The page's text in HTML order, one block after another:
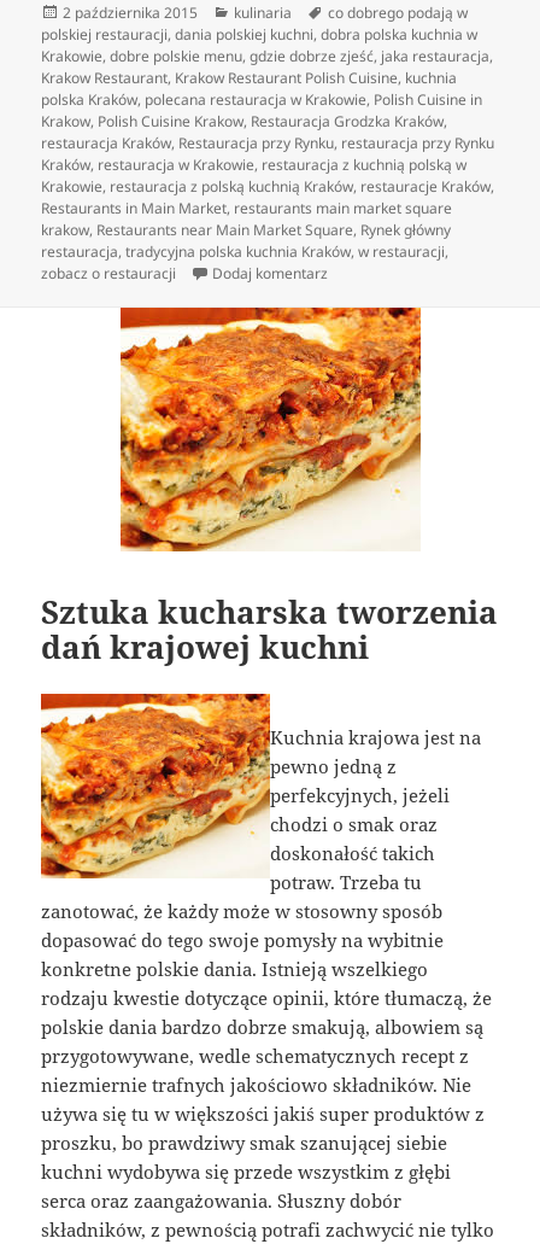
Data
publikacji
2 października 2015 Kategorie
kulinaria Tagi
co dobrego podają w
polskiej restauracji,dania polskiej kuchni,dobra polska kuchnia w
Krakowie,dobre polskie menu,gdzie dobrze zjeść, jaka restauracja,
Krakow Restaurant, Krakow Restaurant Polish Cuisine, kuchnia
polska Kraków, polecana restauracja w Krakowie, Polish Cuisine in
Krakow, Polish Cuisine Krakow, Restauracja Grodzka Kraków,
restauracja Kraków, Restauracja przy Rynku, restauracja przy Rynku
Kraków, restauracja w Krakowie, restauracja z kuchnią polską w
Krakowie, restauracja z polską kuchnią Kraków, restauracje Kraków,
Restaurants in Main Market, restaurants main market square
krakow, Restaurants near Main Market Square, Rynek główny
restauracja,tradycyjna polska kuchnia Kraków,w restauracji,
zobacz o restauracji
Dodaj komentarz
Sztuka kucharska tworzenia
dań krajowej kuchni
Kuchnia krajowa jest na
pewno jedną z
perfekcyjnych, jeżeli
chodzi o smak oraz
doskonałość takich
potraw. Trzeba tu
zanotować, że każdy może w stosowny sposób
dopasować do tego swoje pomysły na wybitnie
konkretne polskie dania. Istnieją wszelkiego
rodzaju kwestie dotyczące opinii, które tłumaczą, że
polskie dania bardzo dobrze smakują, albowiem są
przygotowywane, wedle schematycznych recept z
niezmiernie trafnych jakościowo składników. Nie
używa się tu w większości jakiś super produktów z
proszku, bo prawdziwy smak szanującej siebie
kuchni wydobywa się przede wszystkim z głębi
serca oraz zaangażowania. Słuszny dobór
składników, z pewnością potrafi zachwycić nie tylko